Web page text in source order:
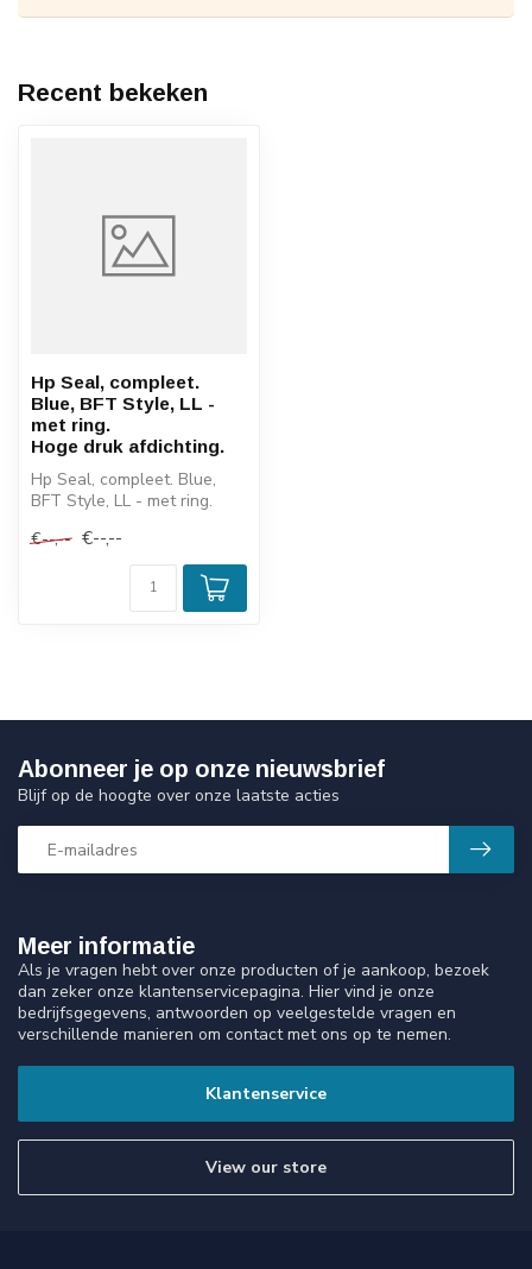
Recent bekeken
Hp Seal, compleet.
Blue, BFT Style, LL -
met ring.
Hoge druk afdichting.
Hp Seal, compleet. Blue,
BFT Style, LL - met ring.
€--,-- €--,--
Meer informatie
Als je vragen hebt over onze producten of je aankoop, bezoek
dan zeker onze klantenservicepagina. Hier vind je onze
bedrijfsgegevens, antwoorden op veelgestelde vragen en
verschillende manieren om contact met ons op te nemen.
Klantenservice
View our store
Abonneer je op onze nieuwsbrief
Blijf op de hoogte over onze laatste acties